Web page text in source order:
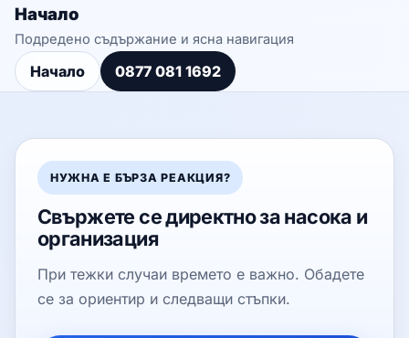
Начало
Подредено съдържание и ясна навигация
Начало 0877 081 1692
НУЖНА Е БЪРЗА РЕАКЦИЯ?
Свържете се директно за насока и
организация
При тежки случаи времето е важно. Обадете
се за ориентир и следващи стъпки.